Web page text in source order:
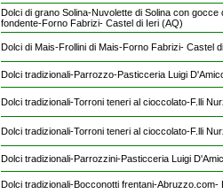
Dolci di grano Solina-Nuvolette di Solina con gocce
fondente-Forno Fabrizi- Castel di Ieri (AQ)
Dolci di Mais-Frollini di Mais-Forno Fabrizi- Castel
Dolci tradizionali-Parrozzo-Pasticceria Luigi
Dolci tradizionali-Torroni teneri al cioccolato-F.lli
Dolci tradizionali-Torroni teneri al cioccolato-F.lli
Dolci tradizionali-Parrozzini-Pasticceria Luigi
Dolci tradizionali-Bocconotti frentani-Abruzzo.com-